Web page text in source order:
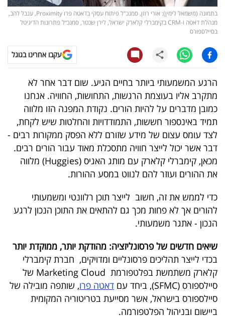
ספורט
ולימודים
מינויים
רייטינג
רכב
בריאות
תרבות
ופנאי
תיירות
5
המילון
הכלכלי
פודקאסט
בתמונה (משמאל לימין): אורי רוזן, סמנכ"ל פיתוח עסקי בדאטה פרו Proximity, ענבל להב,
מנהלת דאטה ו-CRM בקימברלי קלארק ישראל, לירן שכטר, סמנכ״ל פתרונות הדיגיטל
בסיילספורס
עקבו אחרינו בגוגל
הרגע המשמעותי ביותר בחיים הגיע. שום דבר אחר לא
מתקרב אליו בעוצמת הרגשות, התחושות, החוויה. אנחנו
כמובן מדברים על להיות הורים. נקודת המפנה הזו מלווה
תמיד באינספור חששות, התמודדויות והחלטות שיש לקחת,
לצד עומס עצום של מידע שזורם ללא הפסק ממקורות רבים -
דבר אשר יכול לייצר חוויה מתסכלת מאוד עבור הורים רבים.
מכאן, קימברלי קלארק עם מותג האגיס (Huggies) מלווה
את ההורים ועוזר להם לנווט במסע ההורות.
כדי לממש את זה, חשוב לייצר תוכן רלוונטי ומשמעותי
להורים אך לא פחות מכך גם להתאים את התוכן הנכון לרגע
הנכון - אתגר משמעותי.
שיאים חדשים של פרסונליזציה: מהודקת יותר, ממוקדת יותר
בכדי לייצר תהליכים פרסונליים ומדויקים, חברת קימברלי
קלארק משתמשת בפלטפורמת Marketing Cloud של
סיילספורס (SFMC), ביחד עם
דאטה פרו, שותפה מובילה של
סיילספורס בישראל, אשר מסייעת בטריטוריה המקומית
ביישום ובניהול הפלטפורמה.